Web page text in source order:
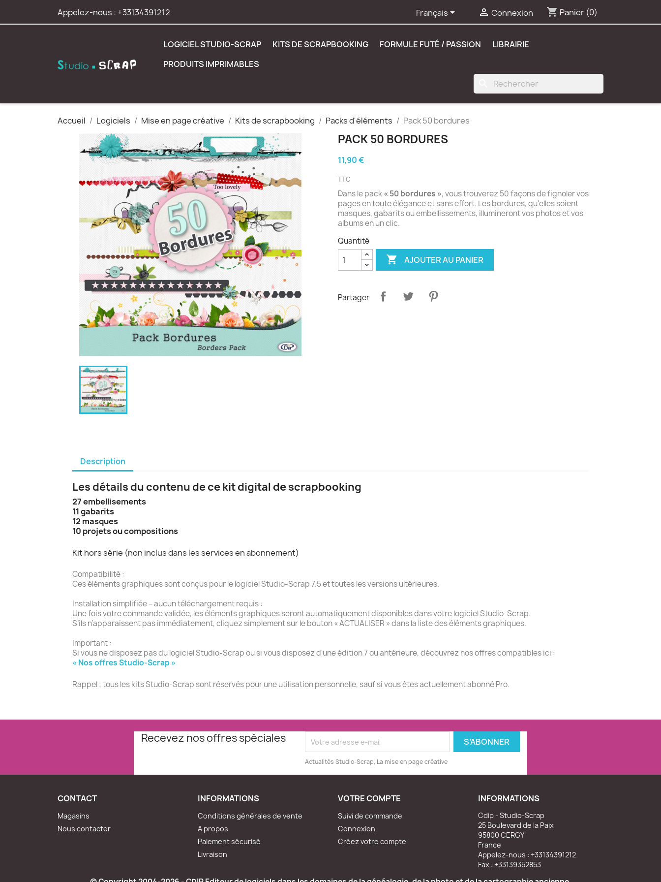
Appelez-nous : +33134391212 Français  Connexion shopping_cart Panier (0)
LOGICIEL STUDIO-SCRAP KITS DE SCRAPBOOKING FORMULE FUTÉ / PASSION
LIBRAIRIE
PRODUITS IMPRIMABLES
Accueil Logiciels Mise en page créative Kits de scrapbooking Packs d'éléments Pack 50 bordures
PACK 50 BORDURES
11,90 €
TTC
Dans le pack« 50 bordures », vous trouverez 50 façons de fignoler vos
pages en toute élégance et sans effort. Les bordures, qu'elles soient
masques, gabarits ou embellissements, illumineront vos photos et vos
albums en un clic.
Quantité
 AJOUTER AU PANIER
Partager
Description
Les détails du contenu de ce kit digital de scrapbooking
27 embellisements
11 gabarits
12 masques
10 projets ou compositions
Kit hors série (non inclus dans les services en abonnement)
Compatibilité :
Ces éléments graphiques sont conçus pour le logiciel Studio-Scrap 7.5 et toutes les versions ultérieures.
Installation simplifiée – aucun téléchargement requis :
Une fois votre commande validée, les éléments graphiques seront automatiquement disponibles dans votre logiciel Studio-Scrap.
S’ils n’apparaissent pas immédiatement, cliquez simplement sur le bouton « ACTUALISER » dans la liste des éléments graphiques.
Important :
Si vous ne disposez pas du logiciel Studio-Scrap ou si vous disposez d'une édition 7 ou antérieure, découvrez nos offres compatibles ici :
« Nos offres Studio-Scrap »
Rappel : tous les kits Studio-Scrap sont réservés pour une utilisation personnelle, sauf si vous êtes actuellement abonné Pro.
Recevez nos offres spéciales
Actualités Studio-Scrap, La mise en page créative
CONTACT
Magasins
Nous contacter
INFORMATIONS
Conditions générales de vente
A propos
Paiement sécurisé
Livraison
VOTRE COMPTE
Suivi de commande
Connexion
Créez votre compte
INFORMATIONS
Cdip - Studio-Scrap
25 Boulevard de la Paix
95800 CERGY
France
Appelez-nous : +33134391212
Fax : +33139352853